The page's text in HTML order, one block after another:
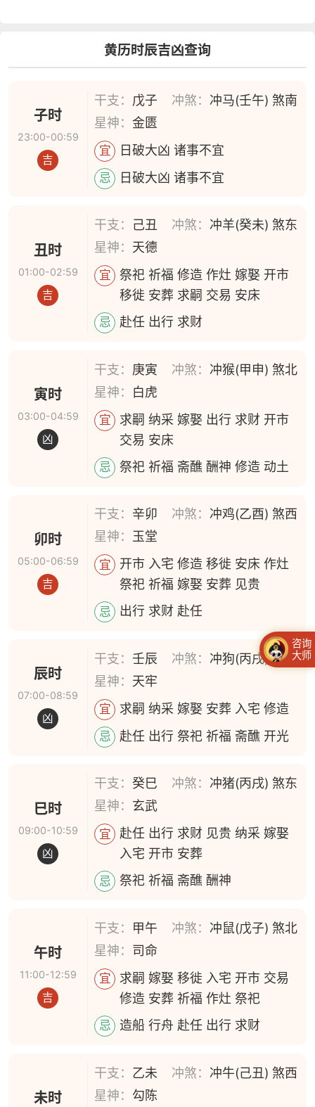
黄历时辰吉凶查询
子时
23:00-00:59
吉
干支： 戊子 冲煞： 冲马(壬午) 煞南
星神：金匮
宜 日破大凶 诸事不宜
忌 日破大凶 诸事不宜
丑时
01:00-02:59
吉
干支： 己丑 冲煞： 冲羊(癸未) 煞东
星神： 天德
宜
祭祀 祈福 修造 作灶 嫁娶 开市
移徙 安葬 求嗣 交易 安床
忌 赴任 出行 求财
寅时
03:00-04:59
凶
干支： 庚寅 冲煞： 冲猴(甲申) 煞北
星神： 白虎
宜
求嗣 纳采 嫁娶 出行 求财 开市
交易 安床
忌 祭祀 祈福 斋醮 酬神 修造 动土
卯时
05:00-06:59
吉
干支： 辛卯 冲煞： 冲鸡(乙酉) 煞西
星神： 玉堂
宜
开市 入宅 修造 移徙 安床 作灶
祭祀 祈福 嫁娶 安葬 见贵
忌 出行 求财 赴任
辰时
07:00-08:59
凶
干支： 壬辰 冲煞： 冲狗(丙戌) 煞南
星神： 天牢
宜 求嗣 纳采 嫁娶 安葬 入宅 修造
忌 赴任 出行 祭祀 祈福 斋醮 开光
巳时
09:00-10:59
凶
干支：癸巳 冲煞： 冲猪(丙戌) 煞东
星神： 玄武
宜
赴任 出行 求财 见贵 纳采 嫁娶
入宅 开市 安葬
忌 祭祀 祈福 斋醮 酬神
午时
11:00-12:59
吉
干支： 甲午 冲煞： 冲鼠(戊子) 煞北
星神： 司命
宜
求嗣 嫁娶 移徙 入宅 开市 交易
修造 安葬 祈福 作灶 祭祀
忌 造船 行舟 赴任 出行 求财
未时
干支： 乙未 冲煞： 冲牛(己丑) 煞西
星神： 勾陈
咨询
大师